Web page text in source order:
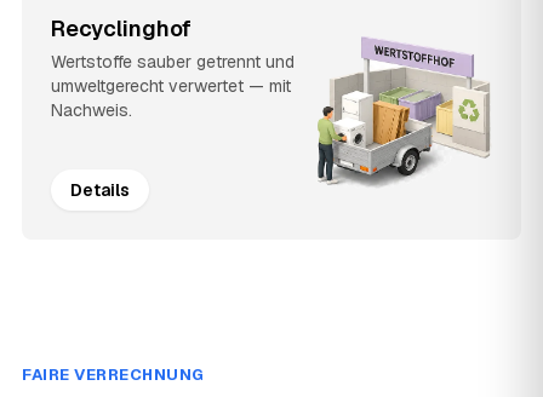
Recyclinghof
Wertstoffe sauber getrennt und
umweltgerecht verwertet — mit
Nachweis.
Details
FAIRE VERRECHNUNG